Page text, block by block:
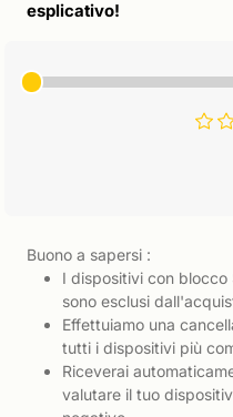
esplicativo!
Buono a sapersi :
I dispositivi con
sono esclusi
Effettuiamo una
tutti i dispositivi più
Riceverai
valutare il tuo